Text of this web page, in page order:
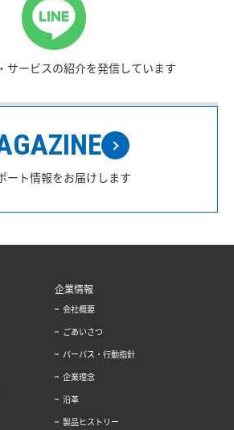
サービスの紹介を発信しています
ート情報をお届けします
企業情報
会社概要
ごあいさつ
パーパス・行動指針
企業理念
沿革
製品ヒストリー